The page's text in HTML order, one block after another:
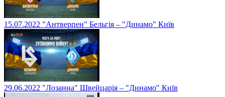
15.07.2022 "Антверпен" Бельгія – "Динамо" Київ
29.06.2022 "Лозанна" Швейцарія – "Динамо" Київ